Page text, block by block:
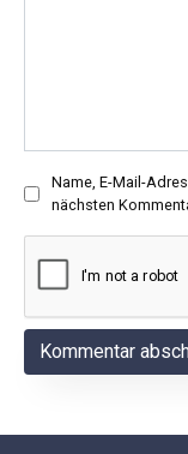
Name, E-Mail-
nächsten